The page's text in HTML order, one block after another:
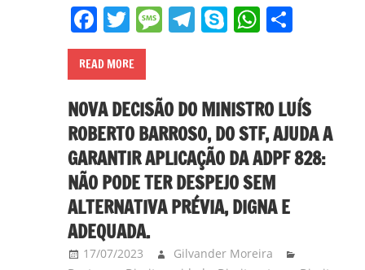
Facebook
Twitter
Message
Telegram
SkypeShare
READ MORE
NOVA DECISÃO DO MINISTRO LUÍS
ROBERTO BARROSO, DO STF, AJUDA A
GARANTIR APLICAÇÃO DA ADPF 828:
NÃO PODE TER DESPEJO SEM
ALTERNATIVA PRÉVIA, DIGNA E
ADEQUADA.
17/07/2023
Gilvander Moreira